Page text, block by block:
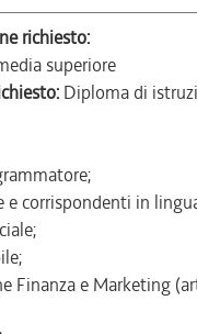
richiesto:
superiore
Diploma di
e corrispondenti in
Finanza e Marketing